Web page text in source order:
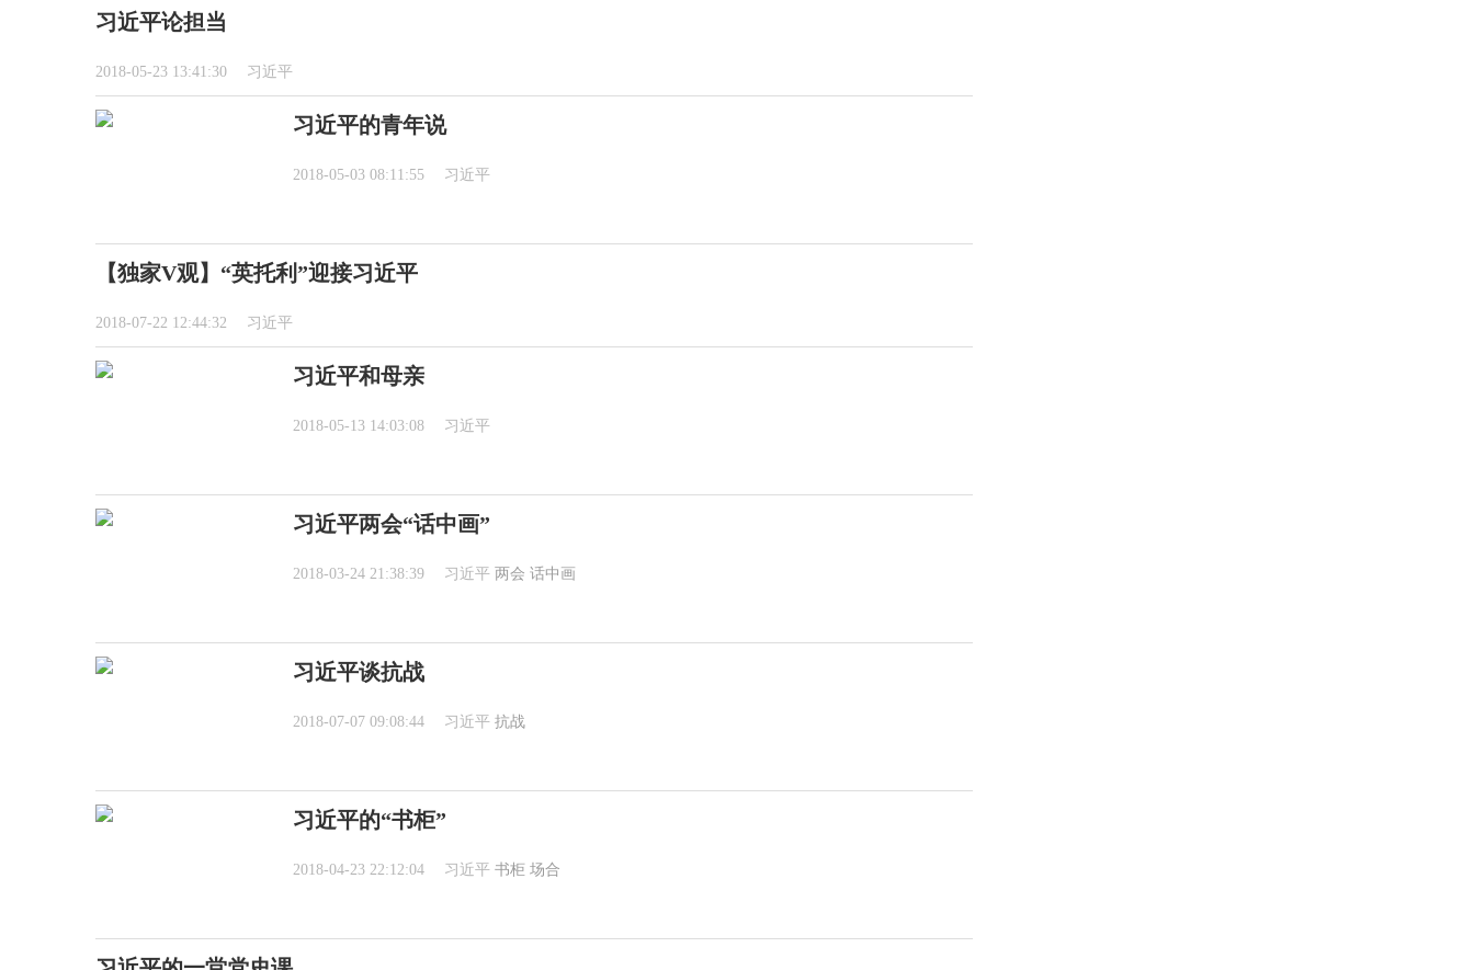
习近平论担当
2018-05-23 13:41:30 习近平
习近平的青年说
2018-05-03 08:11:55 习近平
【独家V观】“英托利”迎接习近平
2018-07-22 12:44:32 习近平
习近平和母亲
2018-05-13 14:03:08 习近平
习近平两会“话中画”
2018-03-24 21:38:39 习近平 两会 话中画
习近平谈抗战
2018-07-07 09:08:44 习近平 抗战
习近平的“书柜”
2018-04-23 22:12:04 习近平 书柜 场合